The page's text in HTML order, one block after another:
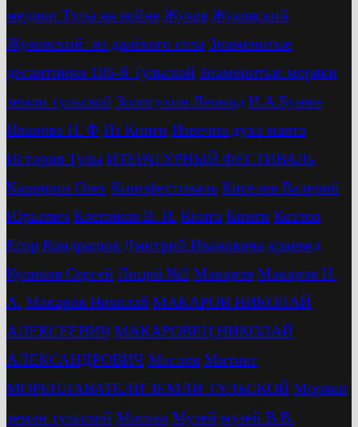
медики Тулы на войне Жуков Жуковский
Жуковский: из далёкого села Знаменитые
десантники 106-й Тульской Знаменитые моряки
земли тульской Золотухин Леонид И.А.Бунин
Иванова Н. Ф Из Книги Извечна духа маята
История Тулы ИТЕРАТУРНЫЙ ФЕСТИВАЛь
Каширин Олег Кинофестиваль Киселев Валерий
Юрьевич Клепиков В. И. Книга Книги Козлов
Егор Кондрашов Дмитрий Ивановича краевед
Куликов Сергей Лицей №2 Макаров Макаров Н.
А. Макаров Николай МАКАРОВ НИКОЛАЙ
АЛЕКСЕЕВИЧ МАКАРОВЕЦ НИКОЛАЙ
АЛЕКСАНДРОВИЧ Маслов Митинг
МОРЕПЛАВАТЕЛИ ЗЕМЛИ ТУЛЬСКОЙ Моряки
земли тульской Москва Музей музей В.В.